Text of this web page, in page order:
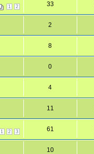
1 2 33
2
8
0
4
11
1 2 3 61
10